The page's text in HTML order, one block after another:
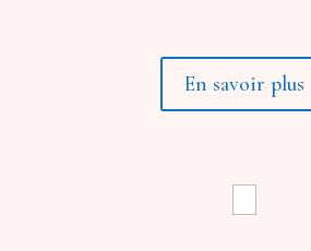
En savoir plus